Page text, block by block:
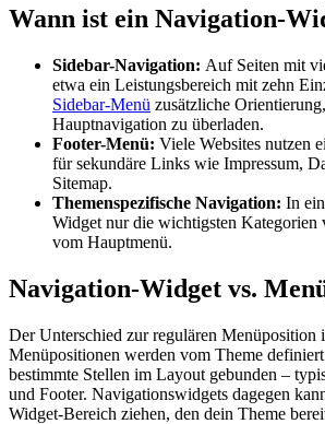
Wann ist ein Navigation-
Sidebar-Navigation: Auf Seiten mit
etwa ein Leistungsbereich mit zehn
Sidebar-Menü zusätzliche
Hauptnavigation zu überladen.
Footer-Menü: Viele Websites nutzen
für sekundäre Links wie Impressum,
Sitemap.
Themenspezifische Navigation: In
Widget nur die wichtigsten Kategorien
vom Hauptmenü.
Navigation-Widget vs.
Der Unterschied zur regulären Menüposition
Menüpositionen werden vom Theme
bestimmte Stellen im Layout gebunden –
und Footer. Navigationswidgets dagegen
Widget-Bereich ziehen, den dein Theme